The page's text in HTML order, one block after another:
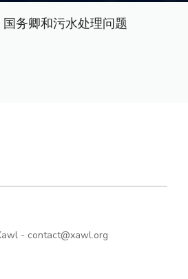
务卿和污水处理问题
- contact@xawl.org